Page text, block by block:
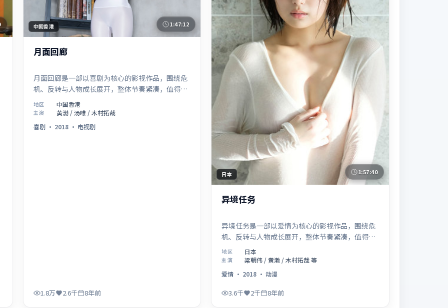
中国香港 1:47:12
月面回廊
月面回廊是一部以喜剧为核心的影视作品，围绕危
机、反转与人物成长展开，整体节奏紧凑，值得推
荐观看。
地区 中国香港
主演
黄渤 / 汤唯 / 木村拓哉
喜剧· 2018· 电视剧
1.8万 2.6千 8年前
日本 1:57:40
异境任务
异境任务是一部以爱情为核心的影视作品，围绕危
机、反转与人物成长展开，整体节奏紧凑，值得推
荐观看。
地区 日本
主演
梁朝伟 / 黄渤 / 木村拓哉 等
爱情 · 2018 ·动漫
3.6千 2千 8年前